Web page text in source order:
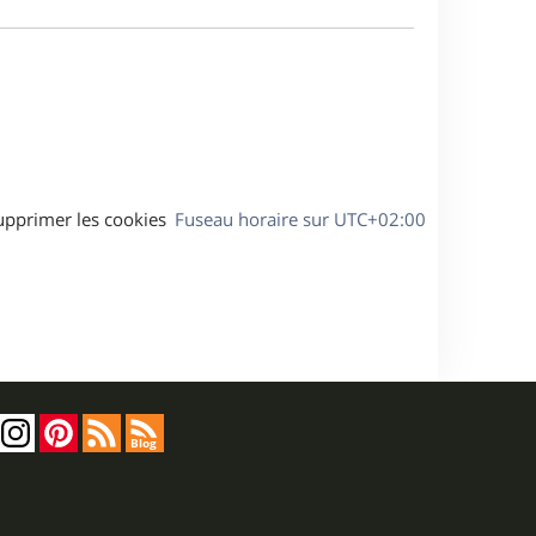
g
s
Fuseau horaire sur UTC+02:00
les cookies